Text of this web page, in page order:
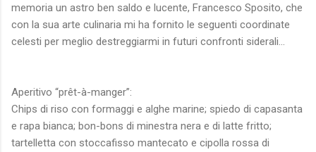
memoria un astro ben saldo e lucente, Francesco Sposito, che
con la sua arte culinaria mi ha fornito le seguenti coordinate
celesti per meglio destreggiarmi in futuri confronti siderali...
Aperitivo “prêt-à-manger”:
Chips di riso con formaggi e alghe marine; spiedo di capasanta
e rapa bianca; bon-bons di minestra nera e di latte fritto;
tartelletta con stoccafisso mantecato e cipolla rossa di